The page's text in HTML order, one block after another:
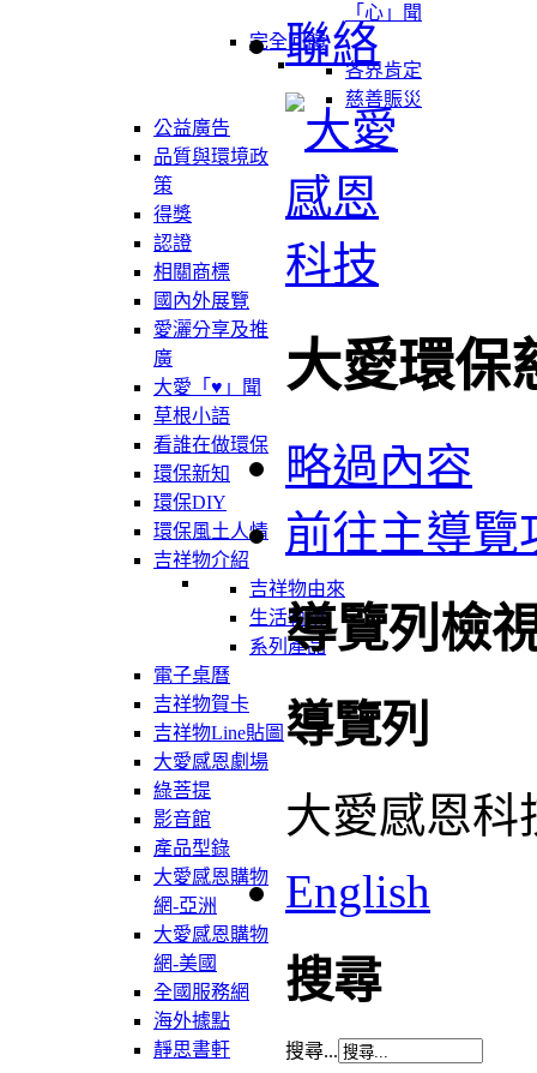
「心」聞
完全回饋
各界肯定
慈善賑災
公益廣告
品質與環境政
策
得獎
認證
相關商標
國內外展覽
愛灑分享及推
廣
大愛「♥」聞
草根小語
看誰在做環保
環保新知
環保DIY
環保風土人情
吉祥物介紹
吉祥物由來
生活軌跡
系列產品
電子桌曆
吉祥物賀卡
吉祥物Line貼圖
大愛感恩劇場
綠菩提
影音館
產品型錄
大愛感恩購物
網-亞洲
大愛感恩購物
網-美國
全國服務網
海外據點
靜思書軒
聯絡
大愛環保
略過內容
前往主導覽
導覽列檢
導覽列
大愛感恩科
English
搜尋
搜尋...